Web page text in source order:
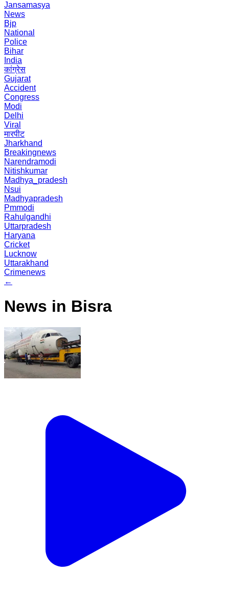
Jansamasya
News
Bjp
National
Police
Bihar
India
कांग्रेस
Gujarat
Accident
Congress
Modi
Delhi
Viral
मारपीट
Jharkhand
Breakingnews
Narendramodi
Nitishkumar
Madhya_pradesh
Nsui
Madhyapradesh
Pmmodi
Rahulgandhi
Uttarpradesh
Haryana
Cricket
Lucknow
Uttarakhand
Crimenews
←
News in Bisra